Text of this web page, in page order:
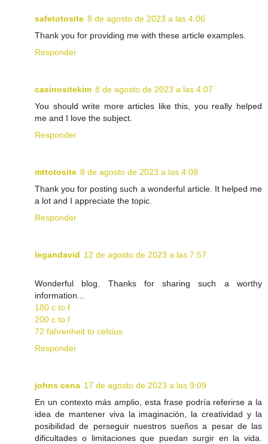
safetotosite 8 de agosto de 2023 a las 4:06
Thank you for providing me with these article examples.
Responder
casinositekim 8 de agosto de 2023 a las 4:07
You should write more articles like this, you really helped
me and I love the subject.
Responder
mttotosite 8 de agosto de 2023 a las 4:08
Thank you for posting such a wonderful article. It helped me
a lot and I appreciate the topic.
Responder
legandavid 12 de agosto de 2023 a las 7:57
Wonderful blog. Thanks for sharing such a worthy
information...
180 c to f
200 c to f
72 fahrenheit to celsius
Responder
johns cena 17 de agosto de 2023 a las 9:09
En un contexto más amplio, esta frase podría referirse a la
idea de mantener viva la imaginación, la creatividad y la
posibilidad de perseguir nuestros sueños a pesar de las
dificultades o limitaciones que puedan surgir en la vida.